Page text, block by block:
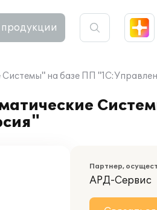
на базе ПП
Партнер,
АРД-Сервис